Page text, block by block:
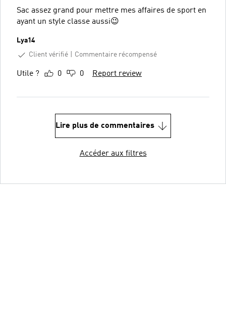
Sac assez grand pour mettre mes affaires de sport en
ayant un style classe aussi😉
Lya14
Client vérifié
Commentaire récompensé
Utile ? 0 0 Report review
Lire plus de commentaires
Accéder aux filtres